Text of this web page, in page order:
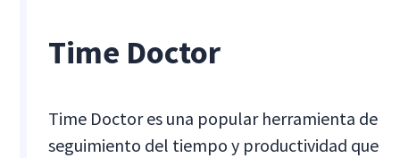
Time Doctor
Time Doctor es una popular herramienta de
seguimiento del tiempo y productividad que